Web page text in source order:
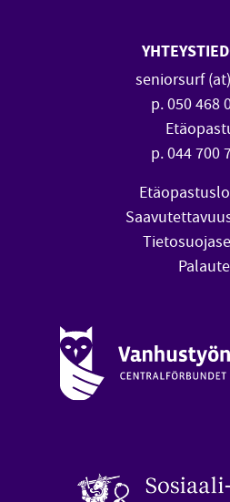
seniorsurf
p. 050 468
p. 044 700
Palaute